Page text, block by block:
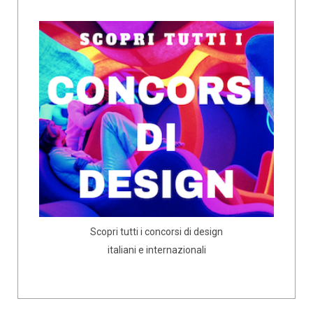
Scopri tutti i concorsi di design
italiani e internazionali